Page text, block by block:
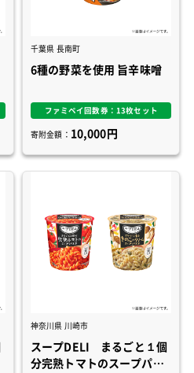
千葉県 長南町
6種の野菜を使用 旨辛味噌
ファミペイ回数券：13枚セット
寄附金額： 10,000円
神奈川県 川崎市
スープDELI まるごと１個
分完熟トマトのスープパス